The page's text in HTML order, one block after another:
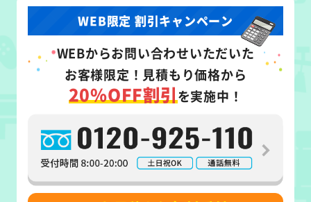
WEB限定 割引キャンペーン
WEBからお問い合わせいただいた
お客様限定！ 見積もり価格から
20%OFF割引を実施中！